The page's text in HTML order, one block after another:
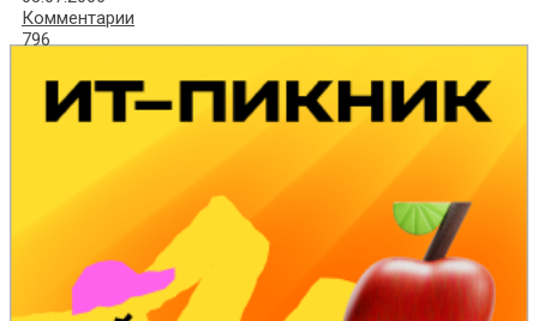
Комментарии
796